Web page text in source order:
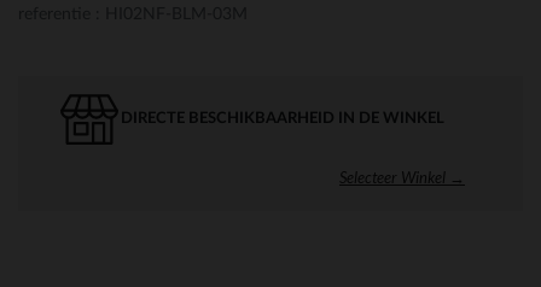
DIRECTE BESCHIKBAARHEID IN DE WINKEL
Selecteer Winkel →